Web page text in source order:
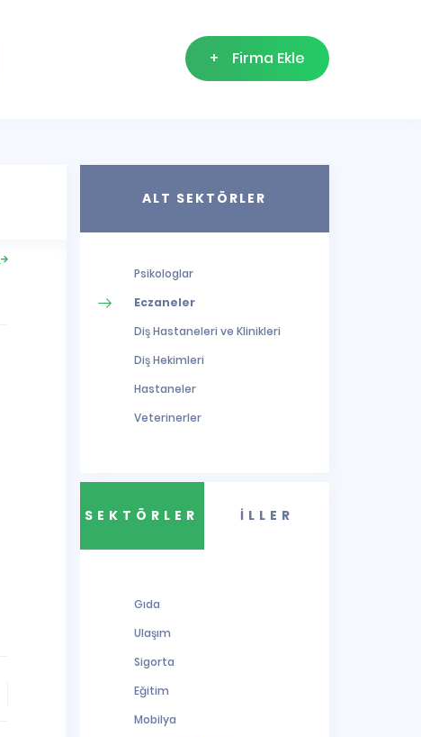
+ Firma Ekle
ALT SEKTÖRLER
Psikologlar
Eczaneler
Diş Hastaneleri ve Klinikleri
Diş Hekimleri
Hastaneler
Veterinerler
SEKTÖRLER İLLER
Gıda
Ulaşım
Sigorta
Eğitim
Mobilya